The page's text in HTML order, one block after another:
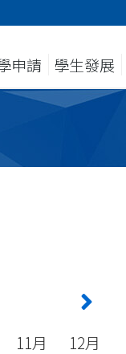
申請 學生發展
11月
12月